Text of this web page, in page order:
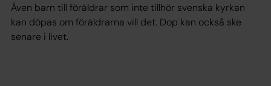
Även barn till föräldrar som inte tillhör svenska kyrkan
kan döpas om föräldrarna vill det. Dop kan också ske
senare i livet.